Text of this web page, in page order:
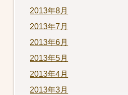
2013年8月
2013年7月
2013年6月
2013年5月
2013年4月
2013年3月